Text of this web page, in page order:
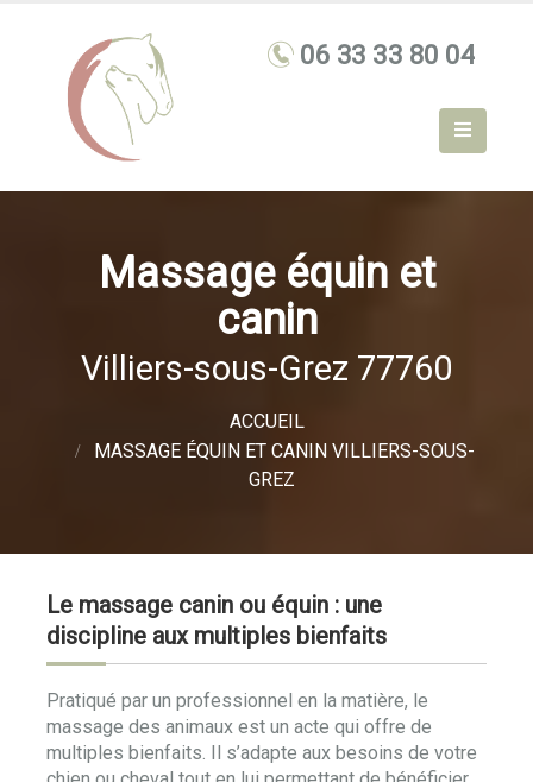
Massage équin et
canin
Villiers-sous-Grez 77760
ACCUEIL
MASSAGE ÉQUIN ET CANIN VILLIERS-SOUS-
GREZ
Le massage canin ou équin : une
discipline aux multiples bienfaits
Pratiqué par un professionnel en la matière, le
massage des animaux est un acte qui offre de
multiples bienfaits. Il s’adapte aux besoins de votre